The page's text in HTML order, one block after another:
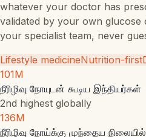
whatever your doctor has
validated by your own glucose
your specialist team, never
Lifestyle medicineNutrition-first
101M
நீரிழிவு நோயுடன் கூடிய இந்தியர்கள்
2nd highest globally
136M
நீரிழிவு நோய்க்கு முந்தைய